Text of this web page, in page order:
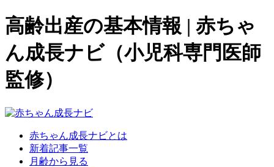
高齢出産の基本情報 | 赤ちゃ
ん成長ナビ（小児科専門医師
監修）
赤ちゃん成長ナビとは
新着記事一覧
月齢から見る